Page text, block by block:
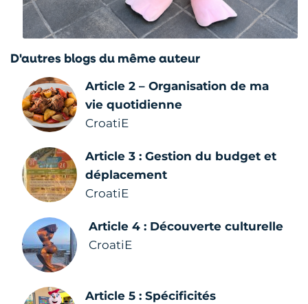
D'autres blogs du même auteur
Article 2 – Organisation de ma
vie quotidienne
CroatiE
Article 3 : Gestion du budget et
déplacement
CroatiE
Article 4 : Découverte culturelle
CroatiE
Article 5 : Spécificités